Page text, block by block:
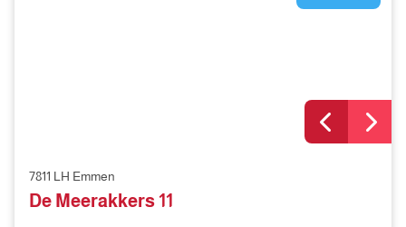
7811 LH Emmen
De Meerakkers 11